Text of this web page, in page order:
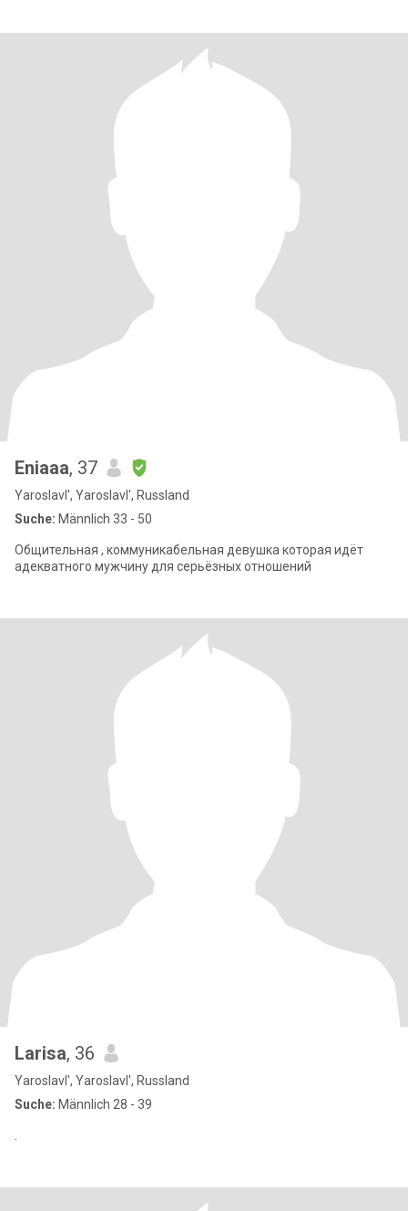
Eniaaa, 37
Yaroslavl', Yaroslavl', Russland
Suche: Männlich 33 - 50
Общительная , коммуникабельная девушка которая идёт
адекватного мужчину для серьёзных отношений
Larisa, 36
Yaroslavl', Yaroslavl', Russland
Suche: Männlich 28 - 39